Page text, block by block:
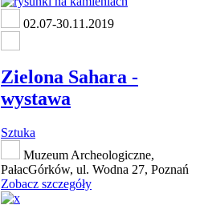
02.07-30.11.2019
Zielona Sahara -
wystawa
Sztuka
Muzeum Archeologiczne,
PałacGórków, ul. Wodna 27, Poznań
Zobacz szczegóły